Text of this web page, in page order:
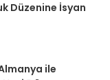
Düzenine İsyan
ile